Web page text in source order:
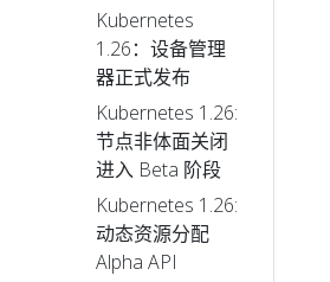
Kubernetes
1.26：设备管理
器正式发布
Kubernetes 1.26:
节点非体面关闭
进入 Beta 阶段
Kubernetes 1.26:
动态资源分配
Alpha API